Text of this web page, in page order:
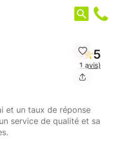
5
1 avis)
et un taux de réponse
service de qualité et sa